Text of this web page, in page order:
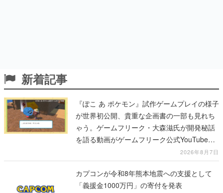
新着記事
『ぽこ あ ポケモン』試作ゲームプレイの様子
が世界初公開、貴重な企画書の一部も見れち
ゃう。ゲームフリーク・大森滋氏が開発秘話
を語る動画がゲームフリーク公式YouTubeで
2026年8月7日
カプコンが令和8年熊本地震への支援として
「義援金1000万円」の寄付を発表